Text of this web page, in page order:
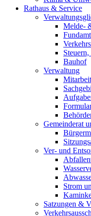
Rathaus & Service
Melde-
Fundamt
Bauhof
Verwaltung
Gemeinderat
Ver- und
Strom
Satzungen &